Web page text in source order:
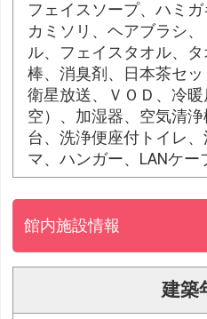
フェイスソープ、ハミガ
カミソリ、ヘアブラシ
ル、フェイスタオル、
棒、消臭剤、日本茶セッ
衛星放送、ＶＯＤ、冷
空）、加湿器、空気清
台、洗浄便座付トイレ
マ、ハンガー、LANケー
館内施設情報
建築